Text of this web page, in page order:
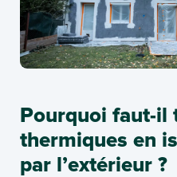
Pourquoi faut-il
thermiques en
par l’extérieur ?